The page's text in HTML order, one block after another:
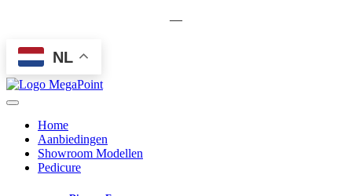
—
NL
Home
Aanbiedingen
Showroom Modellen
Pedicure